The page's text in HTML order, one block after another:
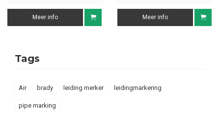
Meer info Meer info
Tags
Air brady leiding merker leidingmarkering
pipe marking